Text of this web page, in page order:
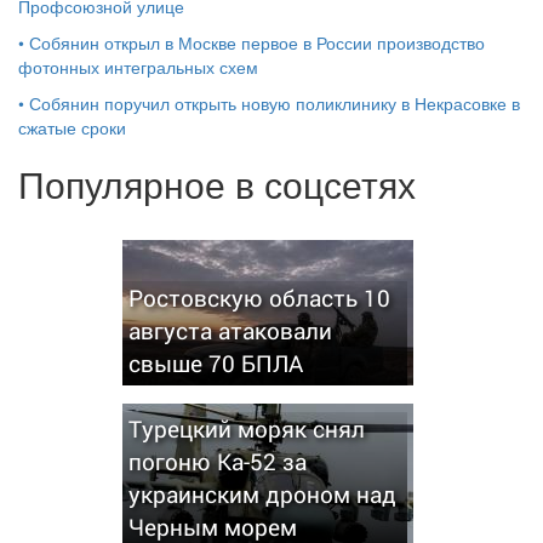
Профсоюзной улице
• Собянин открыл в Москве первое в России производство
фотонных интегральных схем
• Собянин поручил открыть новую поликлинику в Некрасовке в
сжатые сроки
Популярное в соцсетях
Ростовскую область 10
августа атаковали
свыше 70 БПЛА
Турецкий моряк снял
погоню Ка-52 за
украинским дроном над
Черным морем